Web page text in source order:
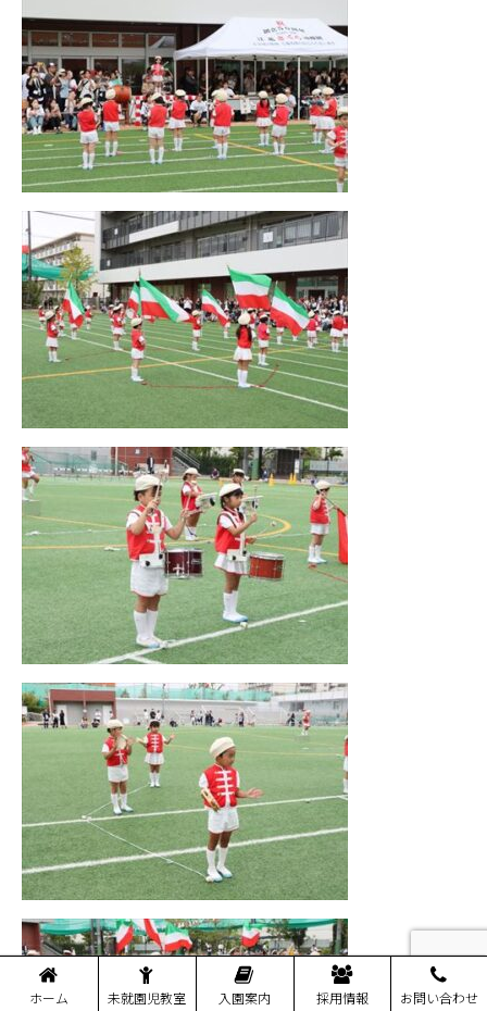
ホーム 未就園児教室 入園案内 採用情報 お問い合わせ